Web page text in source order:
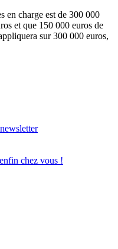
en charge est de 300 000
et que 150 000 euros de
sur 300 000 euros,
chez vous !